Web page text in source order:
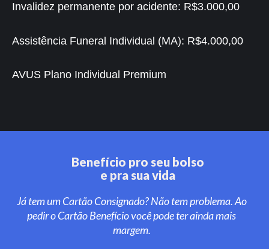
Invalidez permanente por acidente: R$3.000,00
Assistência Funeral Individual (MA): R$4.000,00
AVUS Plano Individual Premium
Benefício pro seu bolso
e pra sua vida
Já tem um Cartão Consignado? Não tem problema. Ao
pedir o Cartão Benefício você pode ter ainda mais
margem.